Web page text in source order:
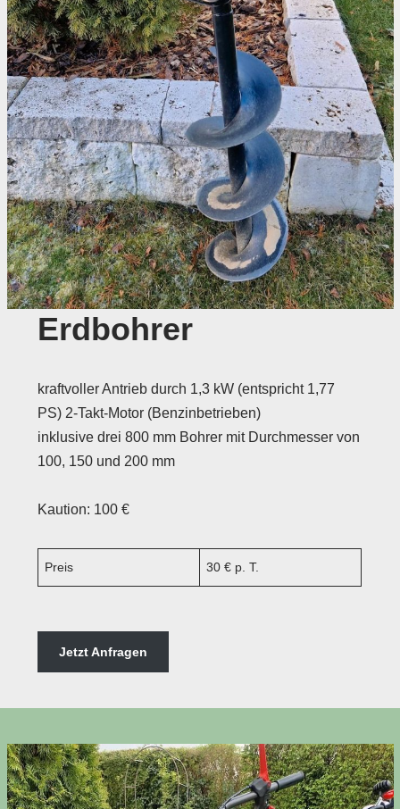
Erdbohrer
kraftvoller Antrieb durch 1,3 kW (entspricht 1,77
PS) 2-Takt-Motor (Benzinbetrieben)
inklusive drei 800 mm Bohrer mit Durchmesser von
100, 150 und 200 mm
Kaution: 100 €
Preis 30 € p. T.
Jetzt Anfragen